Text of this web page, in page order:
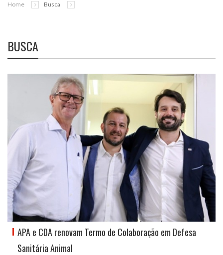
Home Busca
BUSCA
APA e CDA renovam Termo de Colaboração em Defesa
Sanitária Animal